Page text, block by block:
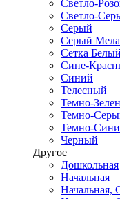
Светло-
Светло-
Серый
Серый
Сетка Белый
Сине-
Синий
Телесный
Темно-
Темно-
Темно-
Черный
Другое
Дошкольная
Начальная
Начальная,